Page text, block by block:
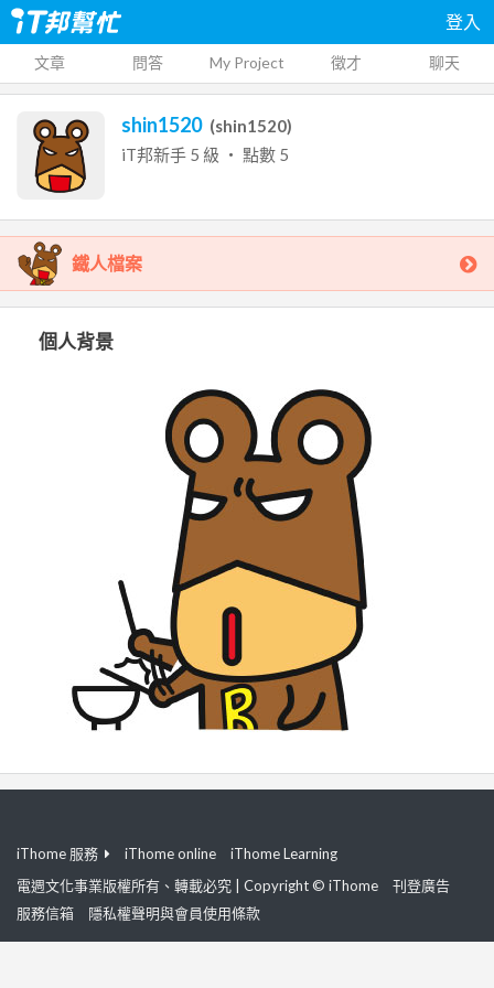
登入
文章 問答 My Project 徵才 聊天
shin1520 (shin1520)
iT邦新手 5 級 ‧ 點數 5
鐵人檔案
個人背景
iThome 服務 iThome online
iThome Learning
電週文化事業版權所有、轉載必究 | Copyright © iThome
刊登廣告
服務信箱
隱私權聲明與會員使用條款